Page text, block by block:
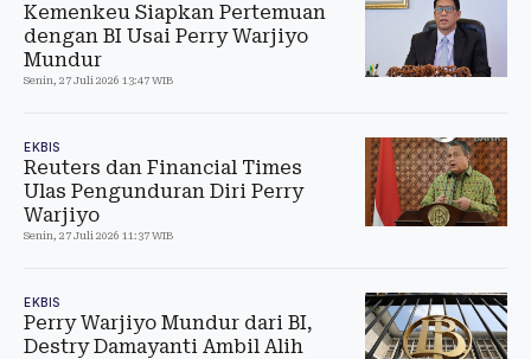
Kemenkeu Siapkan Pertemuan
dengan BI Usai Perry Warjiyo
Mundur
Senin, 27 Juli 2026 13:47 WIB
EKBIS
Reuters dan Financial Times
Ulas Pengunduran Diri Perry
Warjiyo
Senin, 27 Juli 2026 11:37 WIB
EKBIS
Perry Warjiyo Mundur dari BI,
Destry Damayanti Ambil Alih